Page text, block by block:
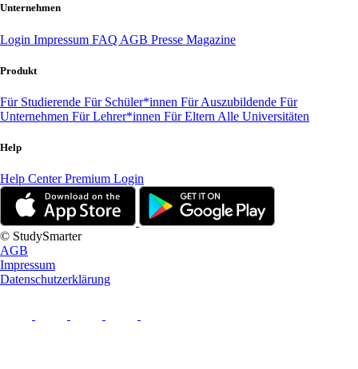
Unternehmen
Login Impressum FAQ AGB Presse Magazine
Produkt
Für Studierende Für Schüler*innen Für Auszubildende Für
Unternehmen Für Lehrer*innen Für Eltern Alle Universitäten
Help
Help CenterPremium Login
© StudySmarter
AGB
Impressum
Datenschutzerklärung